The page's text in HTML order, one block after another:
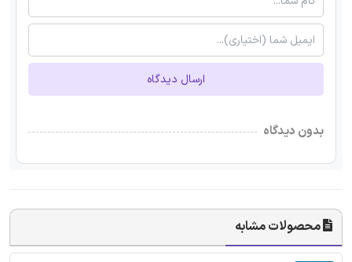
ارسال دیدگاه
بدون دیدگاه
محصولات مشابه